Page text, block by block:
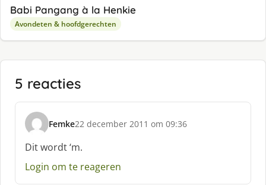
Babi Pangang à la Henkie
Avondeten & hoofdgerechten
5 reacties
Femke
s
c
h
r
22 december 2011 om 09:36
Dit wordt ‘m.
Login om te reageren